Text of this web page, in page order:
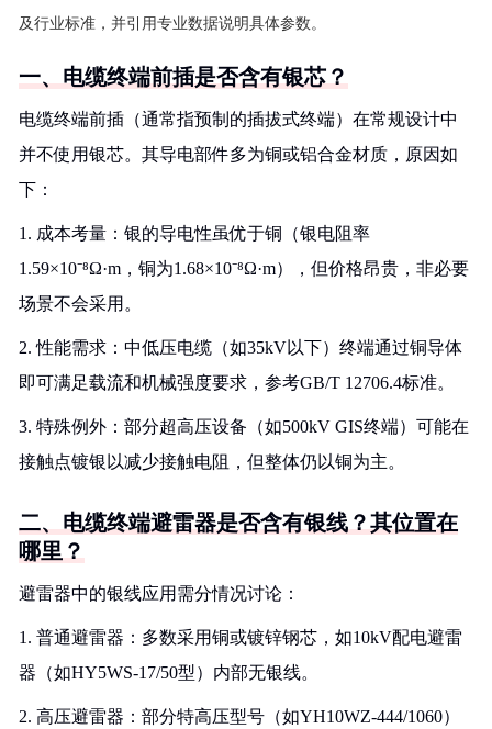
及行业标准，并引用专业数据说明具体参数。
一、电缆终端前插是否含有银芯？
电缆终端前插（通常指预制的插拔式终端）在常规设计中
并不使用银芯。其导电部件多为铜或铝合金材质，原因如
下：
1. 成本考量：银的导电性虽优于铜（银电阻率
1.59×10⁻⁸Ω·m，铜为1.68×10⁻⁸Ω·m），但价格昂贵，非必要
场景不会采用。
2. 性能需求：中低压电缆（如35kV以下）终端通过铜导体
即可满足载流和机械强度要求，参考GB/T 12706.4标准。
3. 特殊例外：部分超高压设备（如500kV GIS终端）可能在
接触点镀银以减少接触电阻，但整体仍以铜为主。
二、电缆终端避雷器是否含有银线？其位置在
哪里？
避雷器中的银线应用需分情况讨论：
1. 普通避雷器：多数采用铜或镀锌钢芯，如10kV配电避雷
器（如HY5WS-17/50型）内部无银线。
2. 高压避雷器：部分特高压型号（如YH10WZ-444/1060）